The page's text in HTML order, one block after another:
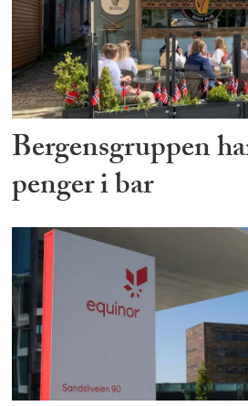
Bergensgruppen
penger i bar